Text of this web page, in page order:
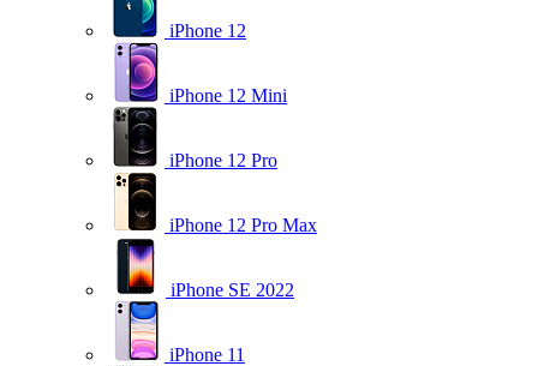
iPhone 12
iPhone 12 Mini
iPhone 12 Pro
iPhone 12 Pro Max
iPhone SE 2022
iPhone 11